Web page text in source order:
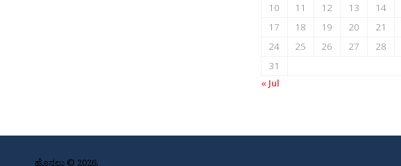
10
11 12 13 14
17
18 19 20 21
24
25 26 27 28
31
« Jul
ಹೊನಲು © 2026.